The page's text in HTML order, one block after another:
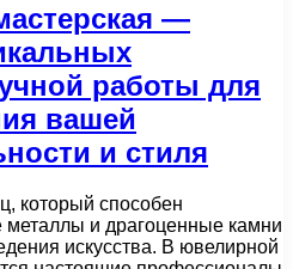
—
работы для
вашей
и стиля
который способен
металлы и драгоценные камни
искусства. В ювелирной